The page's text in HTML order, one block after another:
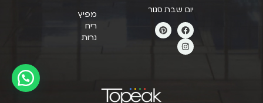
יום שבת סגור
מפיץ
ריח
נרות